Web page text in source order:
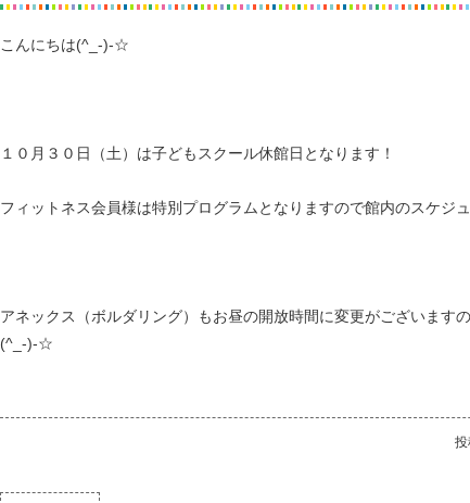
こんにちは(^_-)-☆
１０月３０日（土）は子どもスクール休館日となります！
フィットネス会員様は特別プログラムとなりますので館内のスケジ
アネックス（ボルダリング）もお昼の開放時間に変更がございます
(^_-)-☆